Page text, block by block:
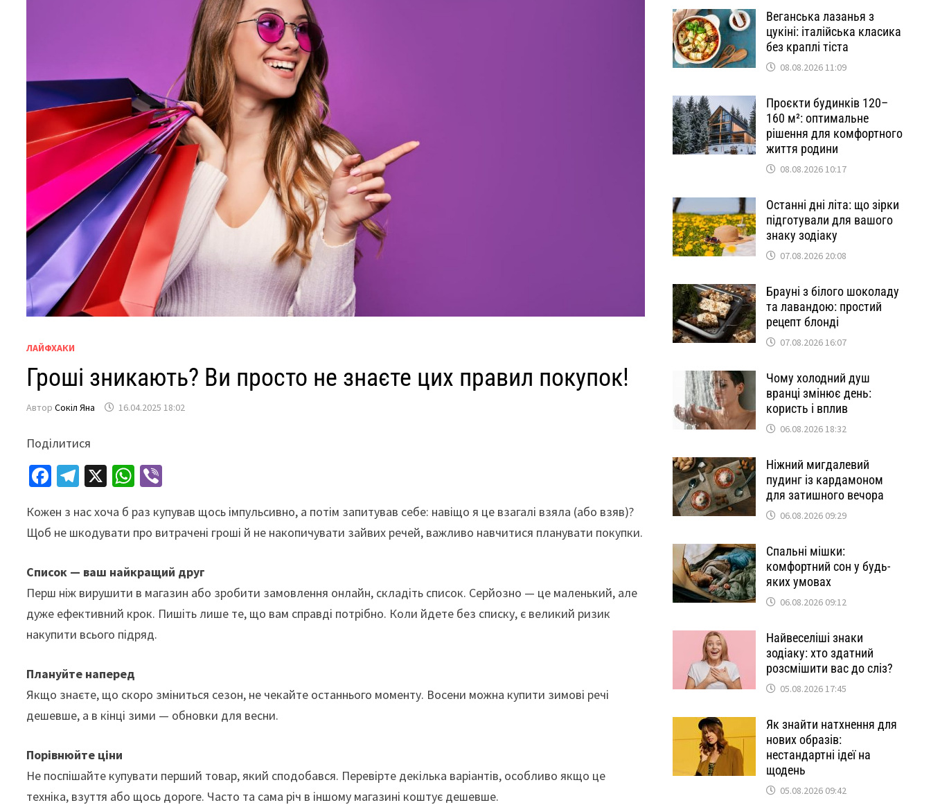
ЛАЙФХАКИ
Гроші зникають? Ви просто не знаєте цих правил покупок!
АвторСокіл Яна 16.04.2025 18:02
Поділитися
Fa
b
o
o
k
Te
gr
a
m
X
W
at
sA
p
p
er
Кожен з нас хоча б раз купував щось імпульсивно, а потім запитував себе: навіщо я це взагалі взяла (або взяв)?
Щоб не шкодувати про витрачені гроші й не накопичувати зайвих речей, важливо навчитися планувати покупки.
Список — ваш найкращий друг
Перш ніж вирушити в магазин або зробити замовлення онлайн, складіть список. Серйозно — це маленький, але
дуже ефективний крок. Пишіть лише те, що вам справді потрібно. Коли йдете без списку, є великий ризик
накупити всього підряд.
Плануйте наперед
Якщо знаєте, що скоро зміниться сезон, не чекайте останнього моменту. Восени можна купити зимові речі
дешевше, а в кінці зими — обновки для весни.
Порівнюйте ціни
Не поспішайте купувати перший товар, який сподобався. Перевірте декілька варіантів, особливо якщо це
техніка, взуття або щось дороге. Часто та сама річ в іншому магазині коштує дешевше.
Веганська лазанья з
цукіні: італійська класика
без краплі тіста
08.08.2026 11:09
Проєкти будинків 120–
160 м²: оптимальне
рішення для комфортного
життя родини
08.08.2026 10:17
Останні дні літа: що зірки
підготували для вашого
знаку зодіаку
07.08.2026 20:08
Брауні з білого шоколаду
та лавандою: простий
рецепт блонді
07.08.2026 16:07
Чому холодний душ
вранці змінює день:
користь і вплив
06.08.2026 18:32
Ніжний мигдалевий
пудинг із кардамоном
для затишного вечора
06.08.2026 09:29
Спальні мішки:
комфортний сон у будь-
яких умовах
06.08.2026 09:12
Найвеселіші знаки
зодіаку: хто здатний
розсмішити вас до сліз?
05.08.2026 17:45
Як знайти натхнення для
нових образів:
нестандартні ідеї на
щодень
05.08.2026 09:42